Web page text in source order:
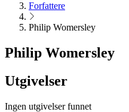
Forfattere
Philip Womersley
Philip Womersley
Utgivelser
Ingen utgivelser funnet